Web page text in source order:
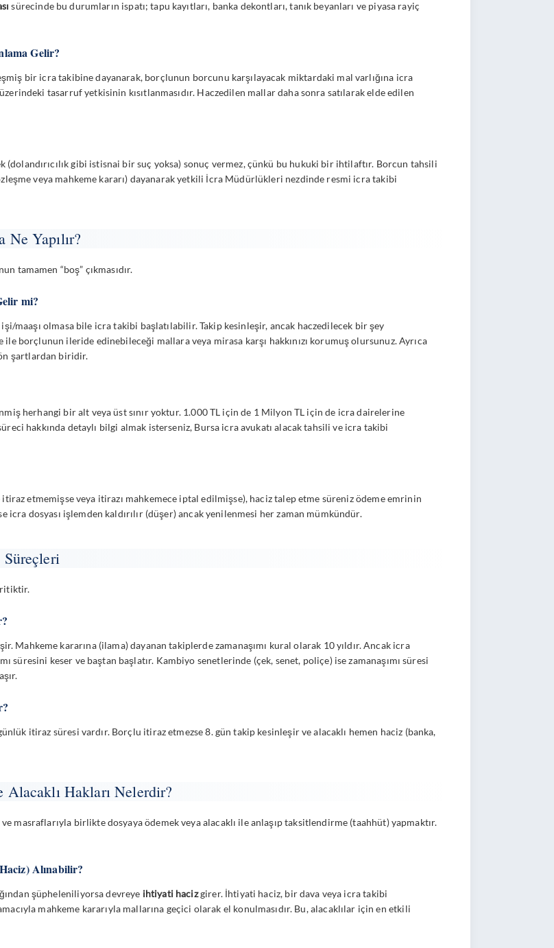
sürecinde bu durumların ispatı; tapu kayıtları, banka dekontları, tanık beyanları ve piyasa rayiç
Gelir?
bir icra takibine dayanarak, borçlunun borcunu karşılayacak miktardaki mal varlığına icra
tasarruf yetkisinin kısıtlanmasıdır. Haczedilen mallar daha sonra satılarak elde edilen
(dolandırıcılık gibi istisnai bir suç yoksa) sonuç vermez, çünkü bu hukuki bir ihtilaftır. Borcun tahsili
veya mahkeme kararı) dayanarak yetkili İcra Müdürlükleri nezdinde resmi icra takibi
Yapılır?
tamamen “boş” çıkmasıdır.
mi?
maaşı olmasa bile icra takibi başlatılabilir. Takip kesinleşir, ancak haczedilecek bir şey
ile borçlunun ileride edinebileceği mallara veya mirasa karşı hakkınızı korumuş olursunuz. Ayrıca
şartlardan biridir.
herhangi bir alt veya üst sınır yoktur. 1.000 TL için de 1 Milyon TL için de icra dairelerine
hakkında detaylı bilgi almak isterseniz, Bursa icra avukatı alacak tahsili ve icra takibi
etmemişse veya itirazı mahkemece iptal edilmişse), haciz talep etme süreniz ödeme emrinin
dosyası işlemden kaldırılır (düşer) ancak yenilenmesi her zaman mümkündür.
Süreçleri
Mahkeme kararına (ilama) dayanan takiplerde zamanaşımı kural olarak 10 yıldır. Ancak icra
süresini keser ve baştan başlatır. Kambiyo senetlerinde (çek, senet, poliçe) ise zamanaşımı süresi
itiraz süresi vardır. Borçlu itiraz etmezse 8. gün takip kesinleşir ve alacaklı hemen haciz (banka,
Hakları Nelerdir?
masraflarıyla birlikte dosyaya ödemek veya alacaklı ile anlaşıp taksitlendirme (taahhüt) yapmaktır.
Alınabilir?
şüpheleniliyorsa devreye ihtiyati hacizgirer. İhtiyati haciz, bir dava veya icra takibi
mahkeme kararıyla mallarına geçici olarak el konulmasıdır. Bu, alacaklılar için en etkili